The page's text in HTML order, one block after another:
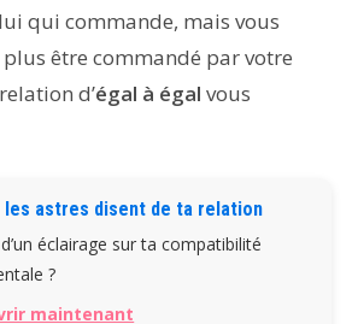
qui commande, mais vous
plus être commandé par votre
d’égal à égal vous
les astres disent de ta relation
éclairage sur ta compatibilité
?
maintenant